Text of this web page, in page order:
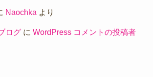
Naochka より
ログに WordPress コメントの投稿者